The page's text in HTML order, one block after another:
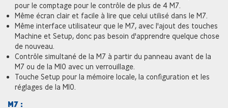
pour le comptage pour le contrôle de plus de 4 M7.
Même écran clair et facile à lire que celui utilisé dans le M7.
Même interface utilisateur que le M7, avec l'ajout des touches
Machine et Setup, donc pas besoin d'apprendre quelque chose
de nouveau.
Contrôle simultané de la M7 à partir du panneau avant de la
M7 ou de la M10 avec un verrouillage.
Touche Setup pour la mémoire locale, la configuration et les
réglages de la M10.
M7 :